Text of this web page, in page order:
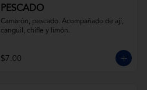
PESCADO
Camarón, pescado. Acompañado de ají,
canguil, chifle y limón.
$7.00